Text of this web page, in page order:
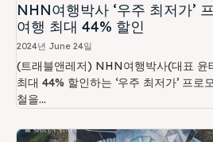
NHN여행박사 ‘우주 최저가’
여행 최대 44% 할인
2024년 June 24일
(트래블앤레저) NHN여행박사(대표 윤
최대 44% 할인하는 ‘우주 최저가’ 프로
철을...